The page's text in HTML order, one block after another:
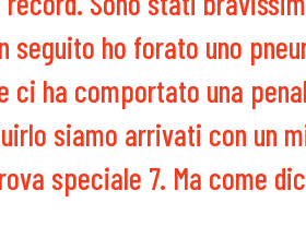
seguito ho forato uno
ha comportato una
siamo arrivati con un
speciale 7. Ma come